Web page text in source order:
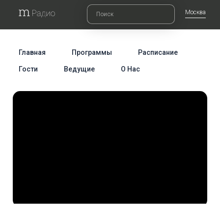
Москва
Главная Программы Расписание
Гости Ведущие О Нас